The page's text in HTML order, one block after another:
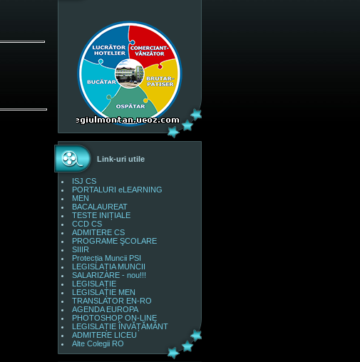
Link-uri utile
ISJ CS
PORTALURI eLEARNING
MEN
BACALAUREAT
TESTE INIȚIALE
CCD CS
ADMITERE CS
PROGRAME ŞCOLARE
SIIIR
Protecția Muncii PSI
LEGISLAȚIA MUNCII
SALARIZARE - nou!!!
LEGISLAȚIE
LEGISLAȚIE MEN
TRANSLATOR EN-RO
AGENDA EUROPA
PHOTOSHOP ON-LINE
LEGISLAȚIE ÎNVĂȚĂMÂNT
ADMITERE LICEU
Alte Colegii RO